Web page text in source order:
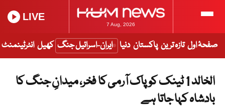
7 Aug, 2026
LIVE
صفحۂ اول تازہ ترین پاکستان دنیا ایران-اسرائیل جنگ کھیل انٹرٹینمنٹ
الخالد 1 ٹینک کو پاک آرمی کا فخر، میدانِ جنگ کا
بادشاہ کہا جاتا ہے